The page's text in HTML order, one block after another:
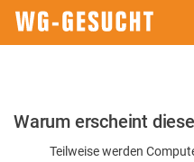
Bitte
Warum erscheint
Teilweise werden